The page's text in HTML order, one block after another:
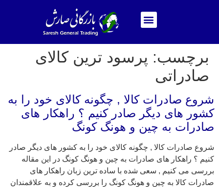
برچسب: پرسود ترین کالای
صادراتی
شروع صادرات کالا , چگونه کالای خود را به
کشور های دیگر صادر کنیم ؟ راهکار های
صادرات به چین و هونگ کونگ
شروع صادرات کالا , چگونه کالای خود را به کشور های دیگر صادر
کنیم ؟ راهکار های صادرات به چین و هونگ کونگ در این مقاله
بررسی می کنیم , سعی شده با ساده ترین زبان راهکار های
صادرات کالا به چین و هونگ کونگ را بررسی کرده و به علاقمندان